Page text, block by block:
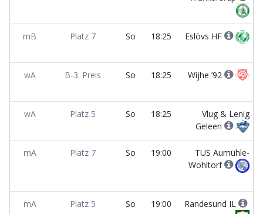
mB Platz 7 So 18:25 Eslövs HF
wA B-3. Preis So 18:25 Wijhe ’92
wA Platz 5 So 18:25
Vlug & Lenig
Geleen
mA Platz 7 So 19:00
TUS Aumühle-
Wohltorf
mA Platz 5 So 19:00 Randesund IL